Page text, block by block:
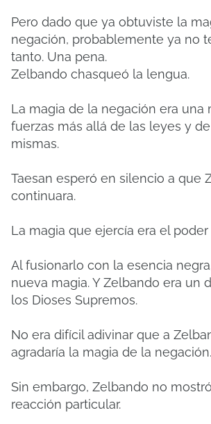
Pero dado que ya obtuviste la
negación, probablemente ya no
tanto. Una pena.
Zelbando chasqueó la lengua.
La magia de la negación era una
fuerzas más allá de las leyes y
mismas.
Taesan esperó en silencio a que
continuara.
La magia que ejercía era el
Al fusionarlo con la esencia
nueva magia. Y Zelbando era un
los Dioses Supremos.
No era difícil adivinar que a
agradaría la magia de la negación.
Sin embargo, Zelbando no
reacción particular.